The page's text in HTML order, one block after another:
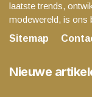
laatste trends,
modewereld, is ons
Sitemap
Nieuwe